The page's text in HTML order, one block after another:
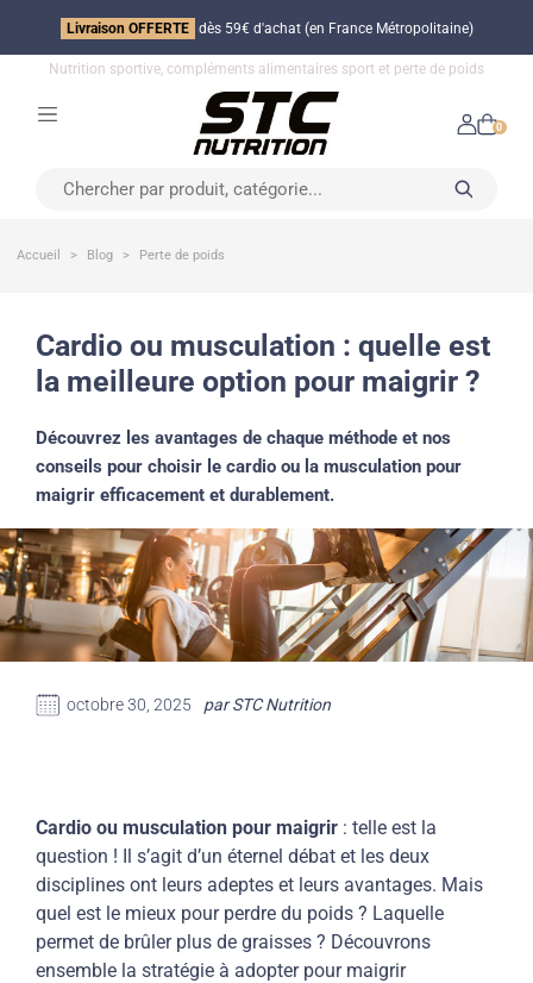
Livraison OFFERTE dès 59€ d'achat (en France Métropolitaine)
Nutrition sportive, compléments alimentaires sport et perte de poids
0
Accueil Blog Perte de poids
cardio ou musculation : quelle est
la meilleure option pour maigrir ?
Découvrez les avantages de chaque méthode et nos
conseils pour choisir le cardio ou la musculation pour
maigrir efficacement et durablement.
octobre 30, 2025 par STC Nutrition
Cardio ou musculation pour maigrir : telle est la
question ! Il s’agit d’un éternel débat et les deux
disciplines ont leurs adeptes et leurs avantages. Mais
quel est le mieux pour perdre du poids ? Laquelle
permet de brûler plus de graisses ? Découvrons
ensemble la stratégie à adopter pour maigrir